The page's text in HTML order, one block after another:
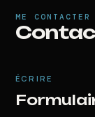
ME CONTACTER
ÉCRIRE